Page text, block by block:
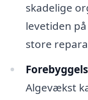
skadelige
levetiden
store
Algevækst